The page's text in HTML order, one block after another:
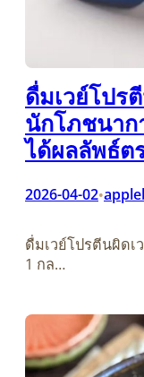
ดื่มเวย์โปร
นักโภชนาก
ได้ผลลัพธ์ต
2026-04-02•
ดื่มเวย์โปรตีนผิดเ
1 กล…